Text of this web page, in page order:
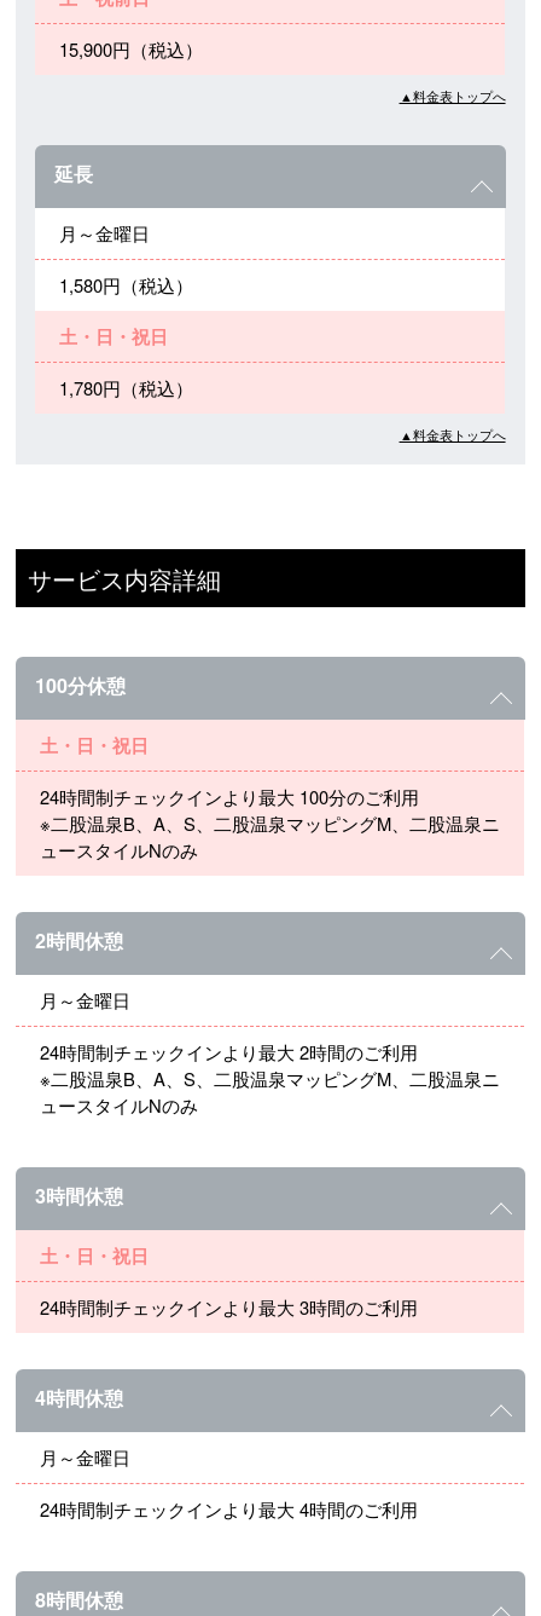
15,900円（税込）
▲料金表トップへ
延長
月～金曜日
1,580円（税込）
土・日・祝日
1,780円（税込）
▲料金表トップへ
サービス内容詳細
100分休憩
土・日・祝日
24時間制チェックインより最大 100分のご利用
※二股温泉B、A、S、二股温泉マッピングM、二股温泉ニ
ュースタイルNのみ
2時間休憩
月～金曜日
24時間制チェックインより最大 2時間のご利用
※二股温泉B、A、S、二股温泉マッピングM、二股温泉ニ
ュースタイルNのみ
3時間休憩
土・日・祝日
24時間制チェックインより最大 3時間のご利用
4時間休憩
月～金曜日
24時間制チェックインより最大 4時間のご利用
8時間休憩